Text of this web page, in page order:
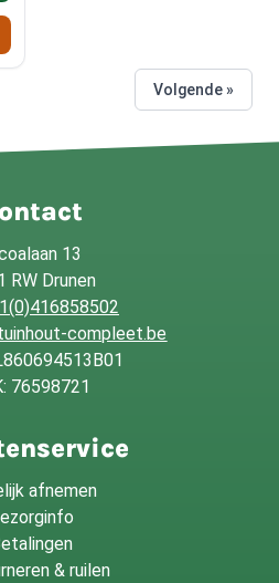
Volgende »
13
RW Drunen
compleet.be
76598721
afnemen
& ruilen